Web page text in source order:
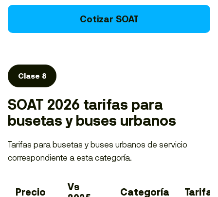
Cotizar SOAT
Clase 8
SOAT 2026 tarifas para
busetas y buses urbanos
Tarifas para busetas y buses urbanos de servicio
correspondiente a esta categoría.
Precio
Vs
Categoría Tarifa